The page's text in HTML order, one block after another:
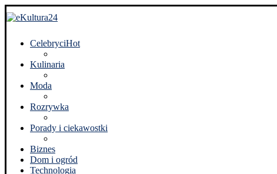
CelebryciHot
Kulinaria
Moda
Rozrywka
Porady i ciekawostki
Biznes
Dom i ogród
Technologia